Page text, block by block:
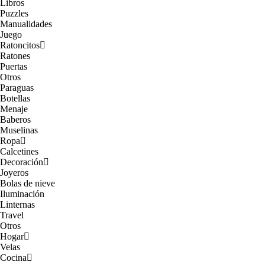
Libros
Puzzles
Manualidades
Juego
Ratoncitos
Ratones
Puertas
Otros
Paraguas
Botellas
Menaje
Baberos
Muselinas
Ropa
Calcetines
Decoración
Joyeros
Bolas de nieve
Iluminación
Linternas
Travel
Otros
Hogar
Velas
Cocina